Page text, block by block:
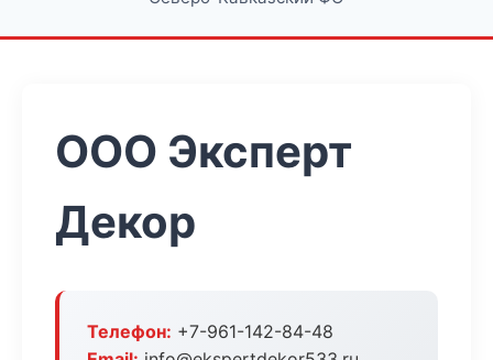
ООО Эксперт
Декор
Телефон: +7-961-142-84-48